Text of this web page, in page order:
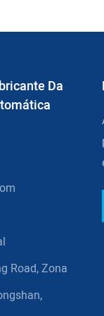
Da
Road, Zona